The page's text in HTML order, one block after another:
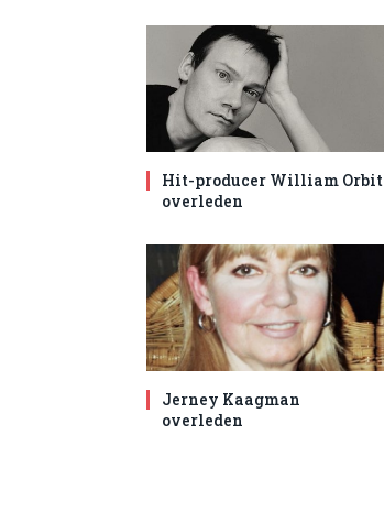
Hit-producer William Orbit
overleden
Jerney Kaagman
overleden